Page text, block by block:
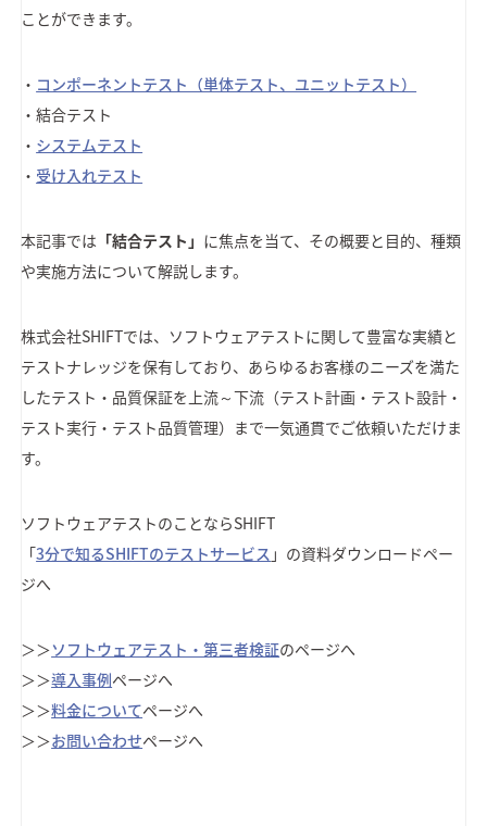
ことができます。
・ コンポーネントテスト（単体テスト、ユニットテスト）
・結合テスト
・ システムテスト
・ 受け入れテスト
本記事では 「結合テスト」 に焦点を当て、その概要と目的、種類
や実施方法について解説します。
株式会社SHIFTでは、ソフトウェアテストに関して豊富な実績と
テストナレッジを保有しており、あらゆるお客様のニーズを満た
したテスト・品質保証を上流～下流（テスト計画・テスト設計・
テスト実行・テスト品質管理）まで一気通貫でご依頼いただけま
す。
ソフトウェアテストのことならSHIFT
「3分で知るSHIFTのテストサービス 」の資料ダウンロードペー
ジへ
＞＞ソフトウェアテスト・第三者検証のページへ
＞＞導入事例ページへ
＞＞料金についてページへ
＞＞お問い合わせページへ